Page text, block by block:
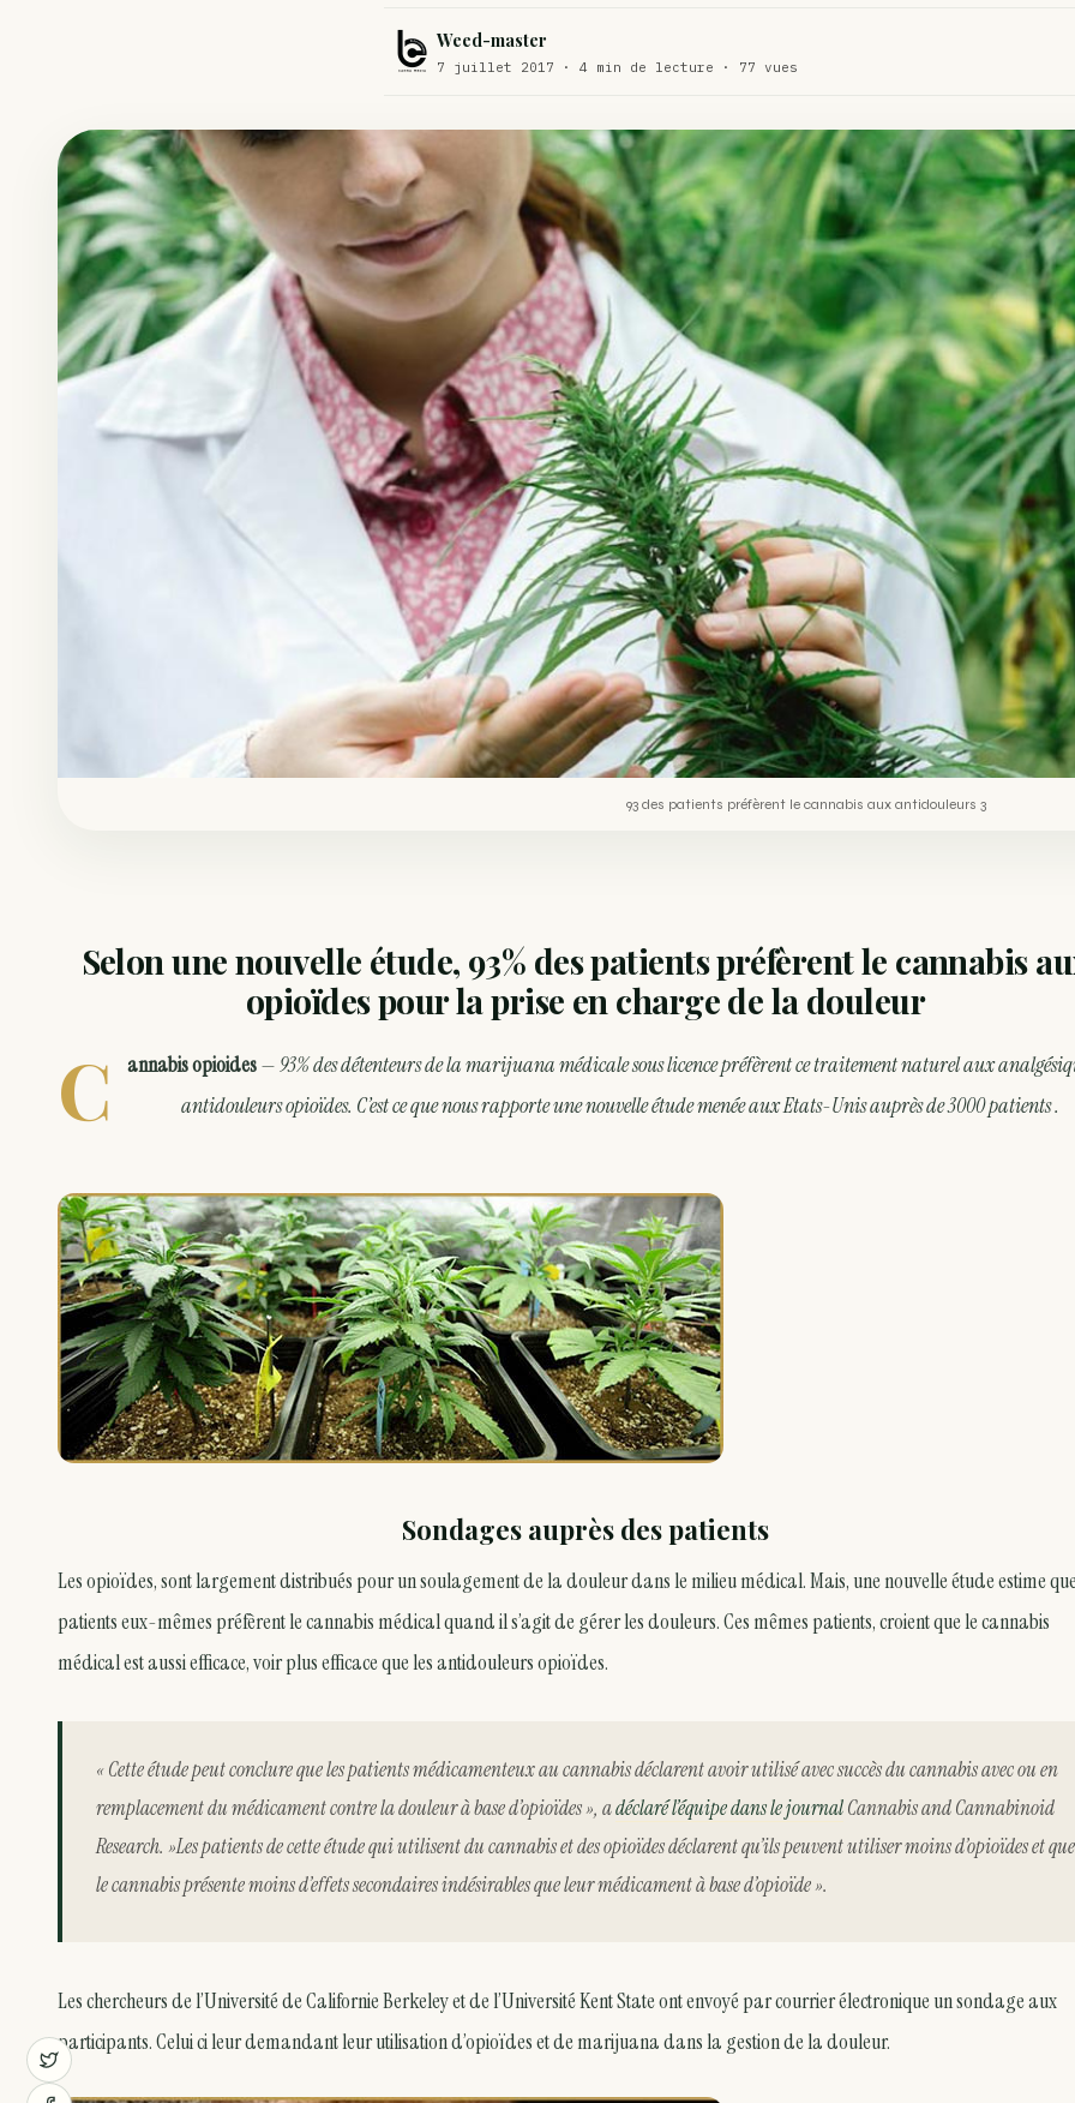
Étude : L’extrait de cannabis, un traitement efficace contre les maux de dos…ACTU
Weed-master
7 juillet 2017 · 4 min de lecture · 77 vues
93 des patients préfèrent le cannabis aux antidouleurs 3
Selon une nouvelle étude, 93% des patients préfèrent le cannabis
opioïdes pour la prise en charge de la douleur
C annabis opioides—93% des détenteurs de lamarijuana médicale souslicence préfèrent cetraitement naturel aux
antidouleurs opioïdes. C’est ce que nous rapporte une nouvelle étude menée aux Etats-Unis auprès de3000 patients.
Sondages auprès des patients
Les opioïdes, sont largement distribués pour un soulagement de la douleur dans le milieu médical. Mais, une nouvelle étude estime
patients eux-mêmes préfèrent le cannabis médical quand il s’agit de gérer les douleurs. Ces mêmes patients, croient que le cannabis
médical est aussi efficace, voir plus efficace que les antidouleurs opioïdes.
« Cette étude peut conclure que les patients médicamenteux au cannabis déclarent avoir utilisé avec succès du cannabis avec ou en
remplacement du médicament contre la douleur à base d’opioïdes », adéclaré l’équipe dans le journalCannabis and Cannabinoid
Research. »Les patients de cette étude qui utilisent du cannabis et des opioïdes déclarent qu’ils peuvent utiliser moins d’opioïdes et que
le cannabis présente moins d’effets secondaires indésirables que leur médicament à base d’opioïde ».
Les chercheurs de l’Université de Californie Berkeley et de l’Université Kent State ont envoyé par courrier électronique un sondage aux
participants. Celui ci leur demandant leur utilisation d’opioïdes et de marijuana dans la gestion de la douleur.